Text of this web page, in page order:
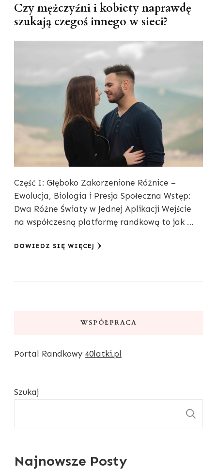
Czy mężczyźni i kobiety naprawdę
szukają czegoś innego w sieci?
Część I: Głęboko Zakorzenione Różnice –
Ewolucja, Biologia i Presja Społeczna Wstęp:
Dwa Różne Światy w Jednej Aplikacji Wejście
na współczesną platformę randkową to jak …
DOWIEDZ SIĘ WIĘCEJ
WSPÓŁPRACA
Portal Randkowy 40latki.pl
Szukaj
Najnowsze Posty